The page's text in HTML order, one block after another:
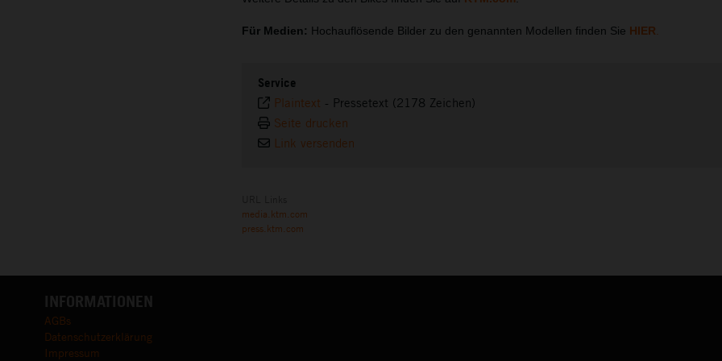
Für Medien: Hochauflösende Bilder zu den genannten Modellen finden Sie HIER.
Service
Plaintext - Pressetext (2178 Zeichen)
Seite drucken
Link versenden
media.ktm.com
press.ktm.com
INFORMATIONEN
AGBs
Datenschutzerklärung
Impressum